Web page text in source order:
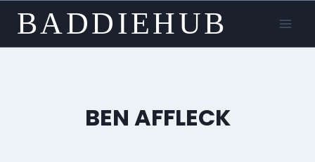
content
BADDIEHUB
BEN AFFLECK